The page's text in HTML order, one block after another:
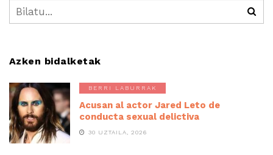
Azken bidalketak
BERRI LABURRAK
Acusan al actor Jared Leto de
conducta sexual delictiva
30 UZTAILA, 2026